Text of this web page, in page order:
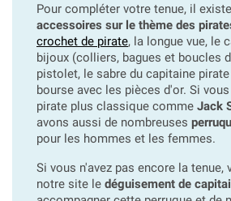
Pour compléter votre tenue, il
accessoires sur le thème des
crochet de pirate, la longue vue, le
bijoux (colliers, bagues et boucles
pistolet, le sabre du capitaine
bourse avec les pièces d'or. Si
pirate plus classique comme Jack
avons aussi de nombreuses
pour les hommes et les femmes.
Si vous n'avez pas encore la tenue,
notre site le déguisement de